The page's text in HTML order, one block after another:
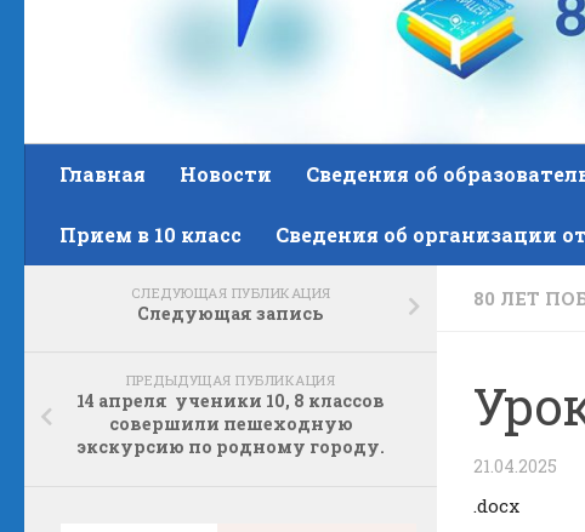
Главная Новости Сведения об
Прием в 10 класс Сведения об организации
80 ЛЕТ
21.04.2025
.docx
СЛЕДУЮЩАЯ ПУБЛИКАЦИЯ
Следующая запись
ПРЕДЫДУЩАЯ ПУБЛИКАЦИЯ
14 апреля ученики 10, 8 классов
совершили пешеходную
экскурсию по родному городу.